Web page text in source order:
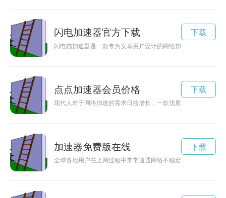
闪电加速器官方下载
闪电猫加速器是一款专为安卓用户设计的网络加速工具，其官
下载
点点加速器会员价格
现代人对于网络加速的需求日益增长，一款优质的加速器可以
下载
加速器免费版在线
全球各地用户在上网过程中常常遭遇网络不稳定、速度缓慢等
下载